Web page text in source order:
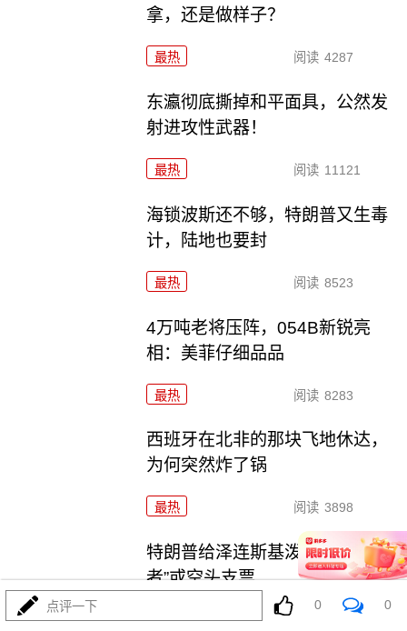
拿，还是做样子？
最热 阅读 4287
东瀛彻底撕掉和平面具，公然发
射进攻性武器！
最热 阅读 11121
海锁波斯还不够，特朗普又生毒
计，陆地也要封
最热 阅读 8523
4万吨老将压阵，054B新锐亮
相：美菲仔细品品
最热 阅读 8283
西班牙在北非的那块飞地休达，
为何突然炸了锅
最热 阅读 3898
特朗普给泽连斯基泼冷水，“爱国
者”或空头支票
最热
点评一下 0 0